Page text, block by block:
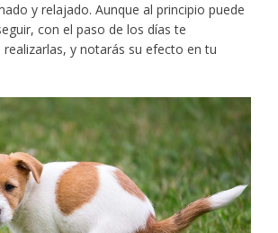
y relajado. Aunque al principio puede
con el paso de los días te
y notarás su efecto en tu